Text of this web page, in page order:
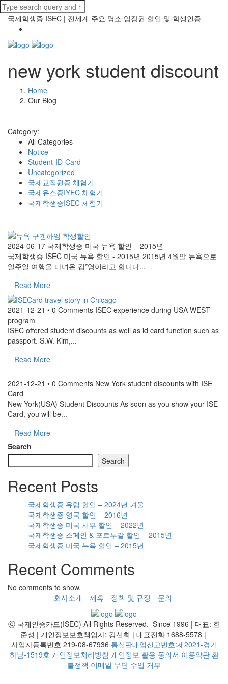
국제학생증 ISEC | 전세계 주요 명소 입장권 할인 및 학생인증
new york student discount
Home
Our Blog
Category:
All Categories
Notice
Student-ID-Card
Uncategorized
국제교직원증 체험기
국제유스증IYEC 체험기
국제학생증ISEC 체험기
2024-06-17 국제학생증 미국 뉴욕 할인 – 2015년
국제학생증 ISEC 미국 뉴욕 할인 - 2015년 2015년 4월말 뉴욕으로
일주일 여행을 다녀온 김*영이라고 합니다...
Read More
2021-12-21 • 0 Comments ISEC experience during USA WEST
program
ISEC offered student discounts as well as id card function such as
passport. S.W. Kim,...
Read More
2021-12-21 • 0 Comments New York student discounts with ISE
Card
New York(USA) Student Discounts As soon as you show your ISE
Card, you will be...
Read More
Search
Search
Recent Posts
국제학생증 유럽 할인 – 2024년 겨울
국제학생증 영국 할인 – 2016년
국제학생증 미국 서부 할인 – 2022년
국제학생증 스페인 & 포르투갈 할인 – 2015년
국제학생증 미국 뉴욕 할인 – 2015년
Recent Comments
No comments to show.
회사소개
제휴 정책 및 규정 문의
ⓒ 국제인증카드(ISEC) All Rights Reserved. Since 1996 | 대표: 한
준성 | 개인정보보호책임자: 강선희 | 대표전화 1688-5578 |
사업자등록번호 219-08-67936 통신판매업신고번호:제2021-경기
하남-1519호 개인정보처리방침 개인정보 활용 동의서 이용약관 환
불정책 이메일 무단 수입 거부